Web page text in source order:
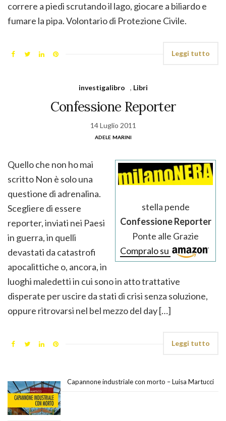
correre a piedi scrutando il lago, giocare a biliardo e
fumare la pipa. Volontario di Protezione Civile.
Leggi tutto
investigalibro , Libri
Confessione Reporter
14 Luglio 2011
adele marini
stella pende
Confessione Reporter
Ponte alle Grazie
Compralo su
Quello che non ho mai
scritto Non è solo una
questione di adrenalina.
Scegliere di essere
reporter, inviati nei Paesi
in guerra, in quelli
devastati da catastrofi
apocalittiche o, ancora, in
luoghi maledetti in cui sono in atto trattative
disperate per uscire da stati di crisi senza soluzione,
oppure ritrovarsi nel bel mezzo del day […]
Leggi tutto
Capannone industriale con morto – Luisa Martucci